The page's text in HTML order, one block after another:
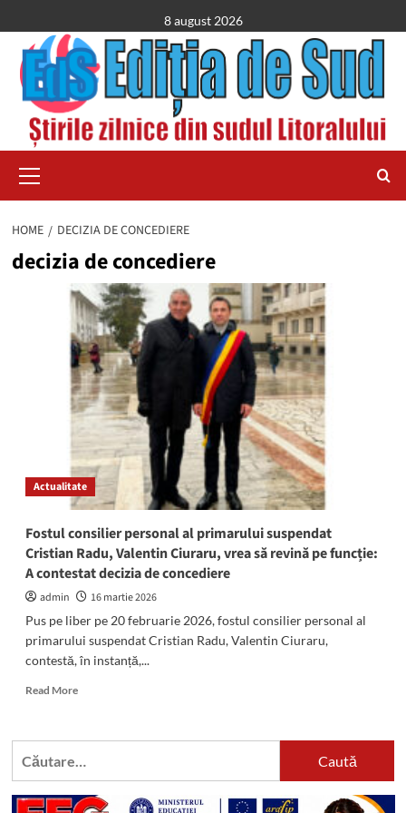
to
content
8 august 2026
Menu
HOME DECIZIA DE CONCEDIERE
decizia de concediere
Actualitate
Fostul consilier personal al primarului suspendat
Cristian Radu, Valentin Ciuraru, vrea să revină pe funcție:
A contestat decizia de concediere
admin
16 martie 2026
Pus pe liber pe 20 februarie 2026, fostul consilier personal al
primarului suspendat Cristian Radu, Valentin Ciuraru,
contestă, în instanță,...
Read MoreRead
Fostul
primarului
Caută